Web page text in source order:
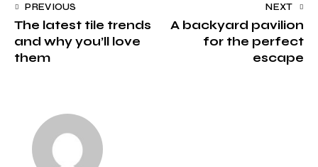
Navegação
de
artigos
PREVIOUS
The latest tile trends
and why you’ll love
them
NEXT
A backyard pavilion
for the perfect
escape